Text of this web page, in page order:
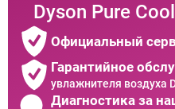
Dyson Pure
Официальный
Гарантийное
увлажнителя воздуха
Диагностика за